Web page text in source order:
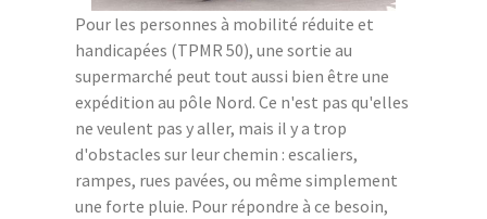
Pour les personnes à mobilité réduite et
handicapées (TPMR 50), une sortie au
supermarché peut tout aussi bien être une
expédition au pôle Nord. Ce n'est pas qu'elles
ne veulent pas y aller, mais il y a trop
d'obstacles sur leur chemin : escaliers,
rampes, rues pavées, ou même simplement
une forte pluie. Pour répondre à ce besoin,